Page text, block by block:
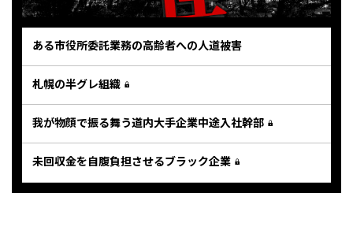
ある市役所委託業務の高齢者への人道被害
札幌の半グレ組織
我が物顔で振る舞う道内大手企業中途入社幹部
未回収金を自腹負担させるブラック企業